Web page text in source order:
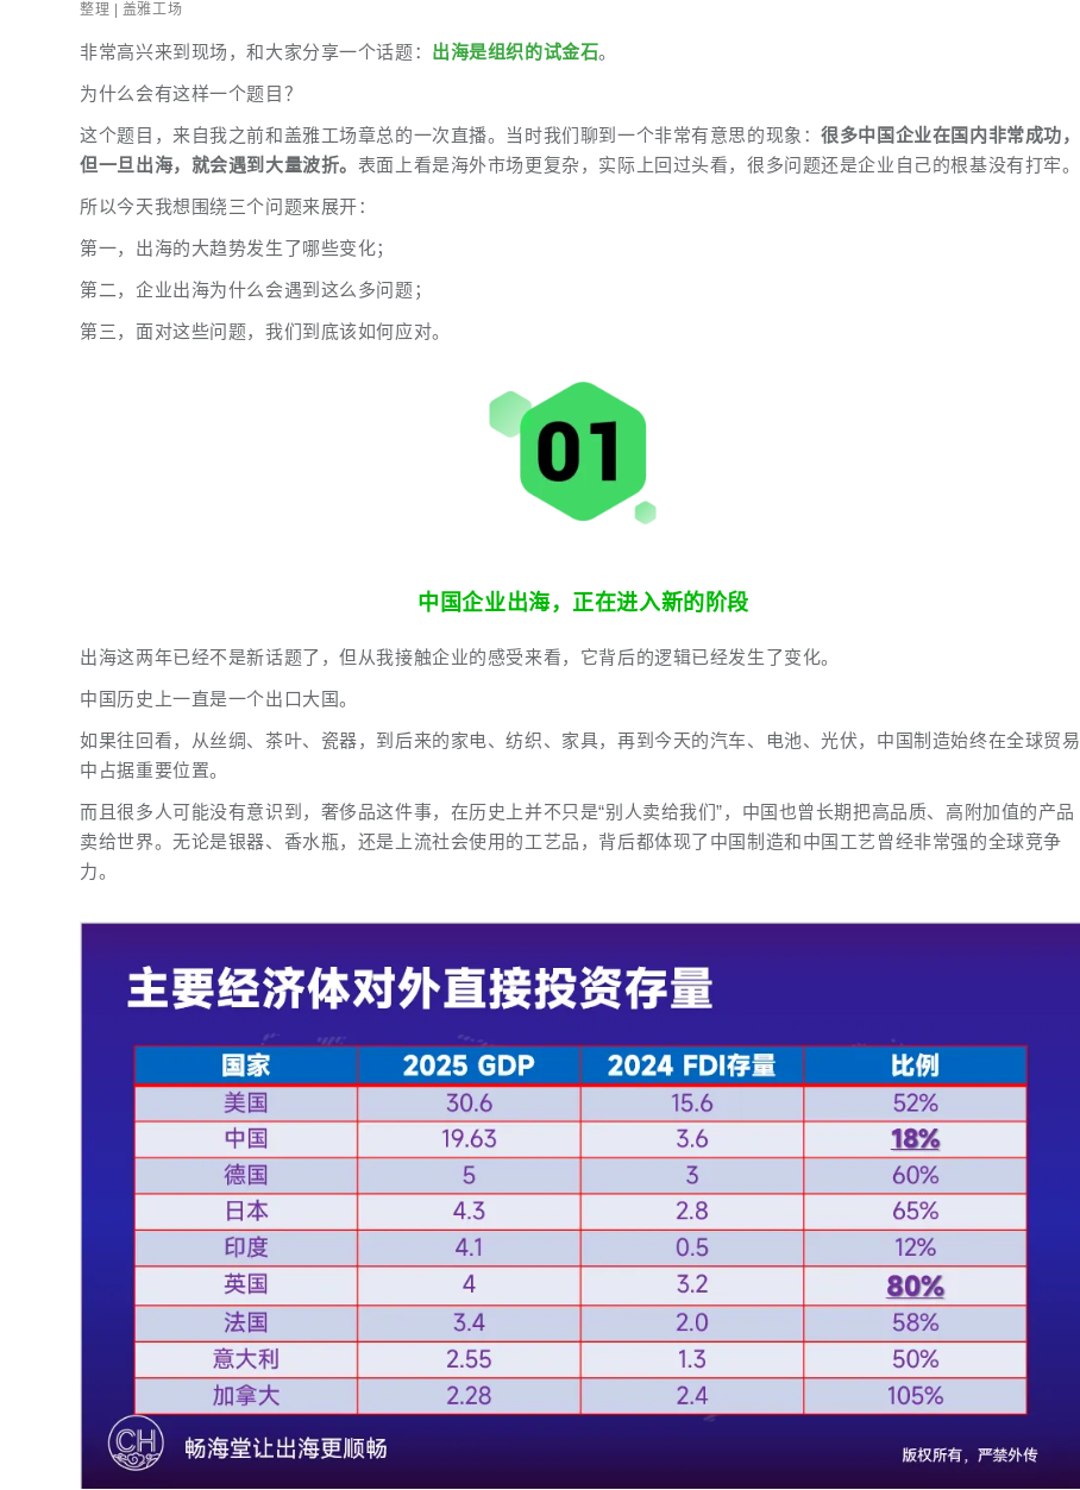
整理 | 盖雅工场
非常高兴来到现场，和大家分享一个话题： 出海是组织的试金石。
为什么会有这样一个题目？
这个题目，来自我之前和盖雅工场章总的一次直播。当时我们聊到一个非常有意思的现象：很多中国企业在国内非常成功，
但一旦出海，就会遇到大量波折。 表面上看是海外市场更复杂，实际上回过头看，很多问题还是企业自己的根基没有打牢。
所以今天我想围绕三个问题来展开：
第一，出海的大趋势发生了哪些变化；
第二，企业出海为什么会遇到这么多问题；
第三，面对这些问题，我们到底该如何应对。
中国企业出海，正在进入新的阶段
出海这两年已经不是新话题了，但从我接触企业的感受来看，它背后的逻辑已经发生了变化。
中国历史上一直是一个出口大国。
如果往回看，从丝绸、茶叶、瓷器，到后来的家电、纺织、家具，再到今天的汽车、电池、光伏，中国制造始终在全球贸易
中占据重要位置。
而且很多人可能没有意识到，奢侈品这件事，在历史上并不只是“别人卖给我们”，中国也曾长期把高品质、高附加值的产品
卖给世界。无论是银器、香水瓶，还是上流社会使用的工艺品，背后都体现了中国制造和中国工艺曾经非常强的全球竞争
力。